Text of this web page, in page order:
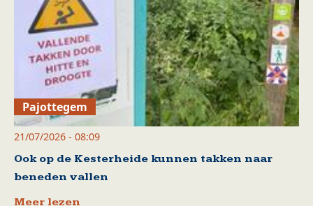
Pajottegem
21/07/2026 - 08:09
Ook op de Kesterheide kunnen takken naar
beneden vallen
Meer lezen